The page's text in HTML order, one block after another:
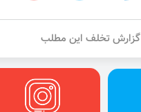
گزارش تخلف این مطلب